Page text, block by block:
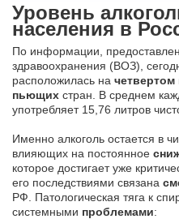
Уровень
населения в
По информации,
здравоохранения (ВОЗ),
расположилась на четвертом
пьющих стран. В среднем
употребляет 15,76 литров
Именно алкоголь остается в
влияющих на постоянное
которое достигает уже
его последствиями связана
РФ. Патологическая тяга к
системными проблемами: